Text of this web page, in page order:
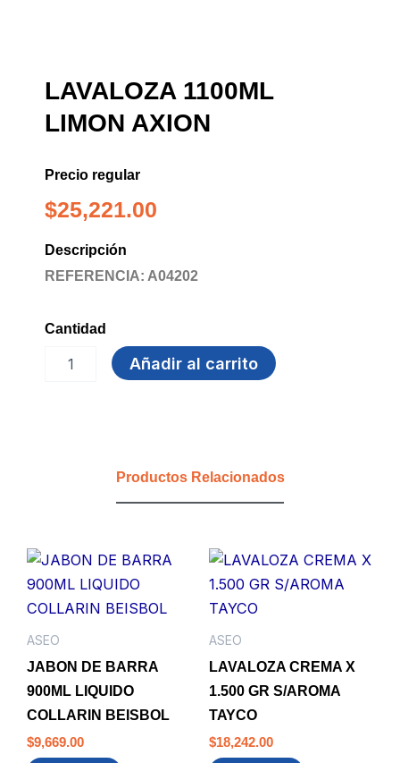
LAVALOZA 1100ML
LIMON AXION
Precio regular
$25,221.00
Descripción
REFERENCIA: A04202
Cantidad
1100ml
Añadir al carrito
Productos Relacionados
ASEO
JABON DE BARRA
900ML LIQUIDO
COLLARIN BEISBOL
$9,669.00
ASEO
LAVALOZA CREMA X
1.500 GR S/AROMA
TAYCO
$18,242.00